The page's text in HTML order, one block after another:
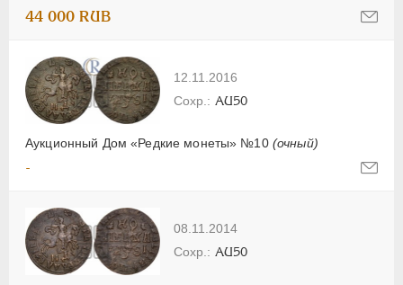
44 000 RUB
12.11.2016
Аукционный Дом «Редкие монеты» №10 (очный)
AU50
-
08.11.2014
AU50